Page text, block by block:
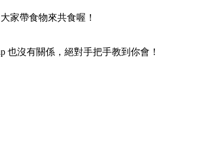
家帶食物來共食喔！
也沒有關係，絕對手把手教到你會！